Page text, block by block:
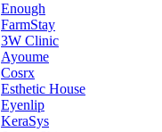
Enough
FarmStay
3W Clinic
Ayoume
Cosrx
Esthetic House
Eyenlip
KeraSys